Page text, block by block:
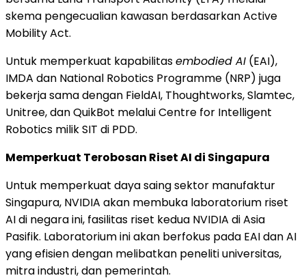
skema pengecualian kawasan berdasarkan Active
Mobility Act.
Untuk memperkuat kapabilitasembodied AI (EAI),
IMDA dan National Robotics Programme (NRP) juga
bekerja sama dengan FieldAI, Thoughtworks, Slamtec,
Unitree, dan QuikBot melalui Centre for Intelligent
Robotics milik SIT di PDD.
Memperkuat Terobosan Riset AI di Singapura
Untuk memperkuat daya saing sektor manufaktur
Singapura, NVIDIA akan membuka laboratorium riset
AI di negara ini, fasilitas riset kedua NVIDIA di Asia
Pasifik. Laboratorium ini akan berfokus pada EAI dan AI
yang efisien dengan melibatkan peneliti universitas,
mitra industri, dan pemerintah.